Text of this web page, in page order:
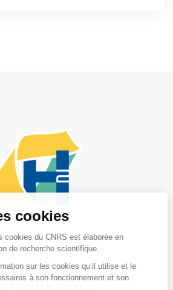
Adresse postale :
PEPR-H2,
17 rue des Martyrs